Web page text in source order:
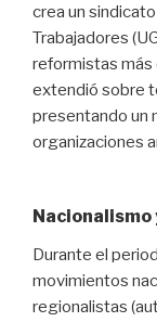
crea un
Trabajadores
reformistas más
extendió sobre
presentando un
organizaciones
Durante el
movimientos
regionalistas